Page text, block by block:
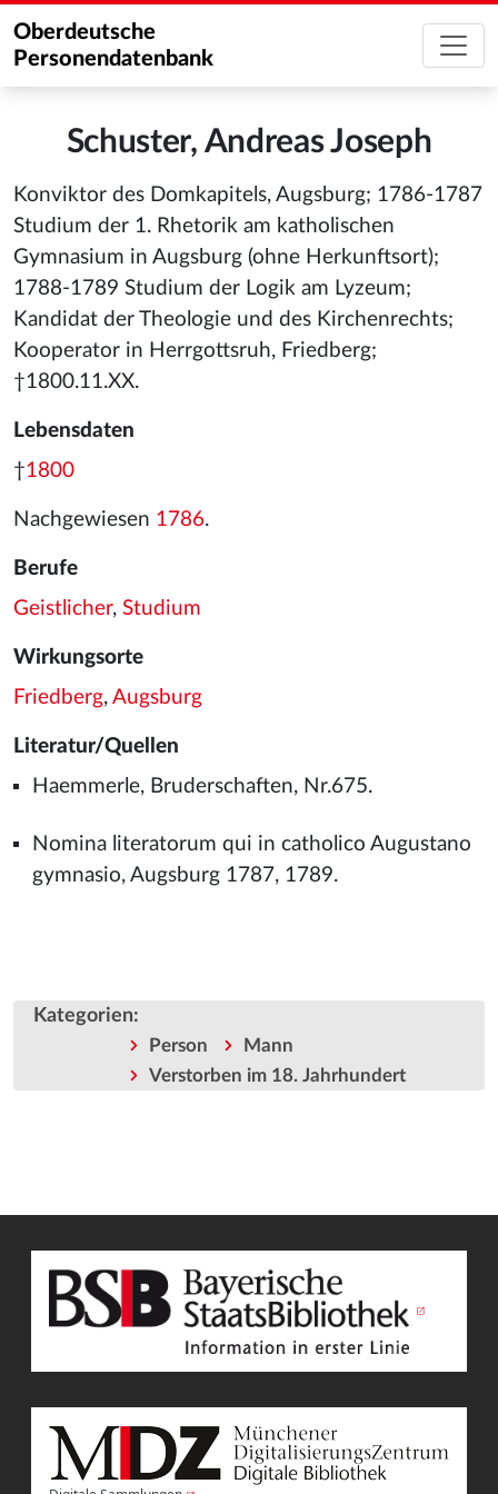
Oberdeutsche
Personendatenbank
Schuster, Andreas Joseph
Konviktor des Domkapitels, Augsburg; 1786-1787
Studium der 1. Rhetorik am katholischen
Gymnasium in Augsburg (ohne Herkunftsort);
1788-1789 Studium der Logik am Lyzeum;
Kandidat der Theologie und des Kirchenrechts;
Kooperator in Herrgottsruh, Friedberg;
†1800.11.XX.
Lebensdaten
†1800
Nachgewiesen 1786.
Berufe
Geistlicher, Studium
Wirkungsorte
Friedberg, Augsburg
Literatur/Quellen
Haemmerle, Bruderschaften, Nr.675.
Nomina literatorum qui in catholico Augustano
gymnasio, Augsburg 1787, 1789.
Kategorien:
Person
Mann
Verstorben im 18. Jahrhundert